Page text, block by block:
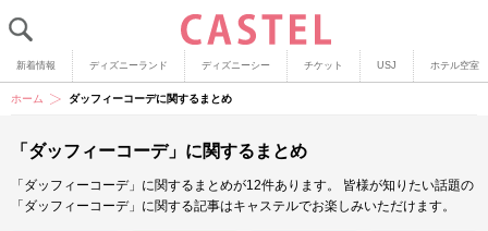
新着情報 ディズニーランド ディズニーシー チケット USJ ホテル空室
ホーム ダッフィーコーデに関するまとめ
「ダッフィーコーデ」に関するまとめ
「ダッフィーコーデ」に関するまとめが12件あります。
皆様が知りたい話題の
「ダッフィーコーデ」に関する記事はキャステルでお楽しみいただけます。